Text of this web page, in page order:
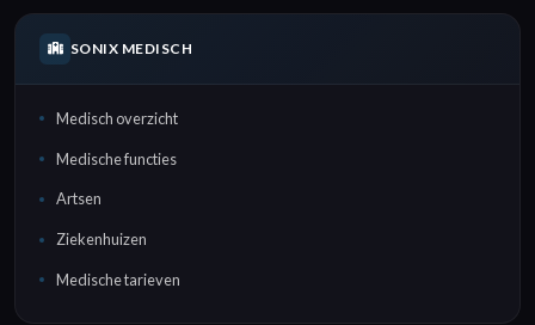
SONIX MEDISCH
Medisch overzicht
Medische functies
Artsen
Ziekenhuizen
Medische tarieven